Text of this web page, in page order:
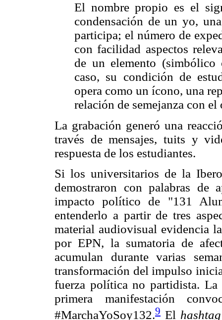
El nombre propio es el
condensación de un yo,
participa; el número de
con facilidad aspectos
de un elemento
caso, su condición de
opera como un ícono, una
relación de semejanza con
La grabación generó una
través de mensajes, tuits y
respuesta de los estudiantes.
Si los universitarios de la
demostraron con palabras
impacto político de "131
entenderlo a partir de tres
material audiovisual evidencia
por EPN, la sumatoria de
acumulan durante varias
transformación del impulso
fuerza política no partidista. La
primera manifestación
#MarchaYoSoy132.9 El hashtag